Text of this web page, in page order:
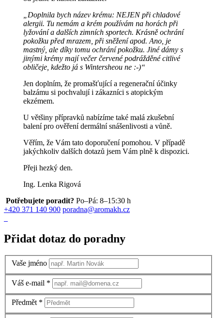
„Doplnila bych název krému: NEJEN při chladové
alergii. Tu nemám a krém používám na horách při
lyžování a dalších zimních sportech. Krásně ochrání
pokožku před mrazem, při sněžení apod. Ano, je
mastný, ale díky tomu ochrání pokožku. Jiné dámy s
jinými krémy mají večer červené podrážděné citlivé
obličeje, kdežto já s Wintersheou ne :-)“
Jen doplním, že promašťující a regenerační účinky
balzámu si pochvalují i zákazníci s atopickým
ekzémem.
U většiny přípravků nabízíme také malá zkušební
balení pro ověření dermální snášenlivosti a vůně.
Věřím, že Vám tato doporučení pomohou. V případě
jakýchkoliv dalších dotazů jsem Vám plně k dispozici.
Přeji hezký den.
Ing. Lenka Rigová
Potřebujete poradit? Po–Pá: 8–15:30 h
+420 371 140 900 poradna@aromakh.cz
Přidat dotaz do poradny
Vaše jméno
Váš e-mail *
Předmět *